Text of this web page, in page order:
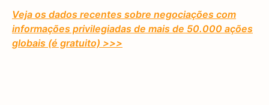
Veja os dados recentes sobre negociações com
informações privilegiadas de mais de 50.000 ações
globais (é gratuito) >>>